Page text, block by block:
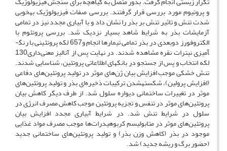
و پروتیوم مورد بررسی قرار گرفتند. بررسی صفات فیزیولوژیک به­خوبی
شدت تنش و تاثیر تنش بر بذر را نشان داد و با آبیاری مجدد نیز در تمامی
آزمایشات بذر به شرایط شاهد بسیار نزدیک شد. بررسی پروتئوم با
الکتروفورز دوبعدی در بذر تمامی تیمارها انجام و657 لکه پروتئینی با رنگ­
آمیزی نیترات نقره مشاهده شدند. در نهایت پس از آنالیز معنی‌داری130
لکه انتخاب و پس از جستجو در بانک­های اطلاعاتی پروتئین، شناسایی شدند.
تنش خشکی موجب افزایش بیان ژن‌های موثر در تولید پروتئین‌های دفاعی
(افزایش پرولین)، شکسته­شدن ترکیبات ذخیره‌ای بذر و تولید پروتئین‌های
موثر در تغییرات ساختمانی دیواره سلول شد. از طرف دیگر کاهش بیان
پروتئین‌های موثر در تنفس و تجزیه پروتئین موجب کاهش مصرف انرژی در
سلول در شرایط تنش شد. در شرایط آبیاری مجدد افزایش بیان
پروتئین‌های موثر در متابولیسم کربوهیدرات‌ها موجب مصرف مواد غذایی
موجود در بذر (کاهش وزن بذر) و تولید پروتئین‌های ساختمانی جدید
(حضور برگ و ریشه جدید) شد.